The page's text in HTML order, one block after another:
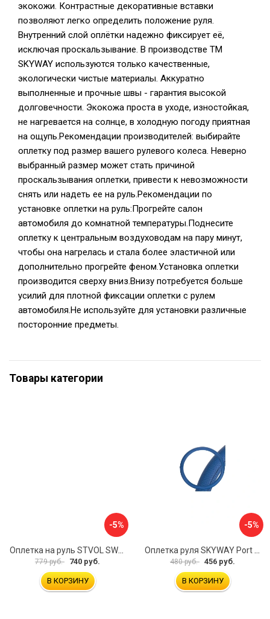
экокожи. Контрастные декоративные вставки
позволяют легко определить положение руля.
Внутренний слой оплётки надежно фиксирует её,
исключая проскальзывание. В производстве TM
SKYWAY используются только качественные,
экологически чистые материалы. Аккуратно
выполненные и прочные швы - гарантия высокой
долговечности. Экокожа проста в уходе, изностойкая,
не нагревается на солнце, в холодную погоду приятная
на ощупь.Рекомендации производителей: выбирайте
оплетку под размер вашего рулевого колеса. Неверно
выбранный размер может стать причиной
проскальзывания оплетки, привести к невозможности
снять или надеть ее на руль.Рекомендации по
установке оплетки на руль:Прогрейте салон
автомобиля до комнатной температуры.Поднесите
оплетку к центральным воздуховодам на пару минут,
чтобы она нагрелась и стала более эластичной или
дополнительно прогрейте феном.Установка оплетки
производится сверху вниз.Внизу потребуется больше
усилий для плотной фиксации оплетки с рулем
автомобиля.Не используйте для установки различные
посторонние предметы.
Товары категории
-5%
779 руб. 740 руб.
В КОРЗИНУ
-5%
480 руб. 456 руб.
В КОРЗИНУ